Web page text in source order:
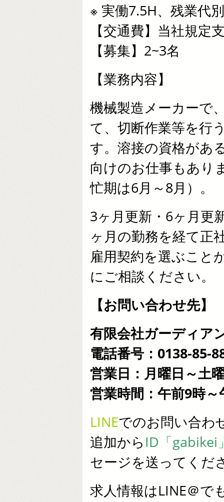
※ 実働7.5H、残業代
【交通費】当社規定
【募集】2~3名
【業務内容】
機械製造メーカーで
て、切断作業等を行
す。溶接の資格があ
向けのお仕事もあり
忙期は6月～8月）。
3ヶ月更新・6ヶ月更
ヶ月の勤務を経て正
雇用契約を選ぶこと
にご相談ください。
【お問い合わせ先】
有限会社ガーディア
電話番号：0138-85-
営業日：月曜日～土
営業時間：午前9時～
LINEでのお問い合わ
追加からID「gabikei
セージを送ってくだ
求人情報はLINE＠で